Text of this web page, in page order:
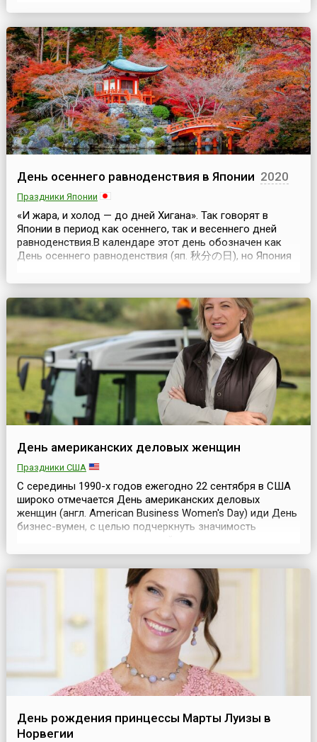
в годы Великой Отечественной войны, и отмечается как
дань всенародного уважения к тем, кто в суровое
военное время боролся с фашистами в глубокому...
День осеннего равноденствия в Японии 2020
Праздники Японии
«И жара, и холод — до дней Хигана». Так говорят в
Японии в период как осеннего, так и весеннего дней
равноденствия.В календаре этот день обозначен как
День осеннего равноденствия (яп. 秋分の日), но Япония
явление, сколько исполняет уходящие в глубины
истории обряды буддийского праздника Хиган (яп. 彼岸,
«другой берег»). Согласно Закону «О националь...
День американских деловых женщин
Праздники США
С середины 1990-х годов ежегодно 22 сентября в США
широко отмечается День американских деловых
женщин (англ. American Business Women's Day) иди День
бизнес-вумен, с целью подчеркнуть значимость
создание образа современной Америки, как
экономически устойчивого и благополучного
государства.Инициатором создания этого праздника
стала организация деловых ...
День рождения принцессы Марты Луизы в
Норвегии